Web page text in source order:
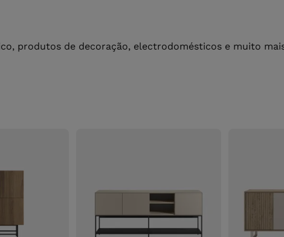
produtos de decoração, electrodomésticos e muito